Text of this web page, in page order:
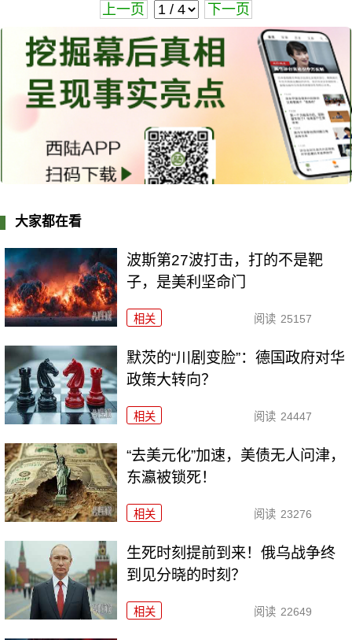
上一页 下一页
大家都在看
波斯第27波打击，打的不是靶
子，是美利坚命门
相关 阅读 25157
默茨的“川剧变脸”：德国政府对华
政策大转向？
相关 阅读 24447
“去美元化”加速，美债无人问津，
东瀛被锁死！
相关 阅读 23276
生死时刻提前到来！俄乌战争终
到见分晓的时刻？
相关 阅读 22649